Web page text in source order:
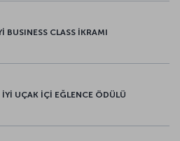
BUSINESS CLASS İKRAMI
İYİ UÇAK İÇİ EĞLENCE ÖDÜLÜ